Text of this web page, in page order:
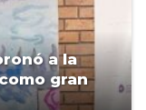
a la
gran